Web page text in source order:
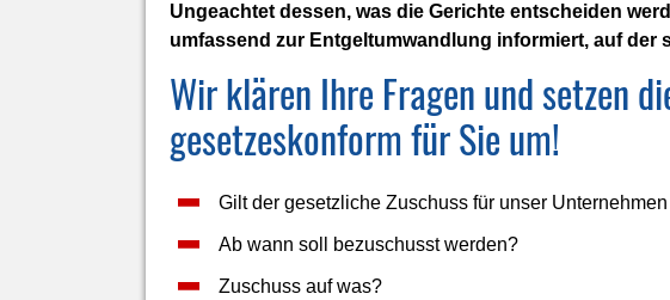
Ungeachtet dessen, was die Gerichte entscheiden
umfassend zur Entgeltumwandlung informiert, auf der
Wir klären Ihre Fragen und setzen
gesetzeskonform für Sie um!
Gilt der gesetzliche Zuschuss für unser
Ab wann soll bezuschusst werden?
Zuschuss auf was?